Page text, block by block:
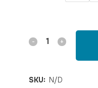
Gorro
con
SKU: N/D